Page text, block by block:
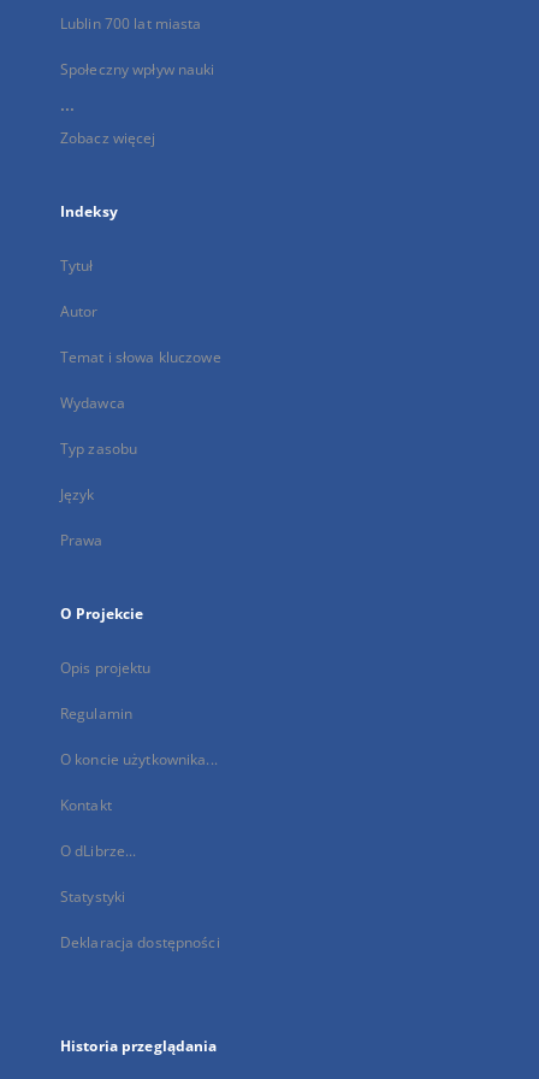
Lublin 700 lat miasta
Społeczny wpływ nauki
...
Zobacz więcej
Indeksy
Tytuł
Autor
Temat i słowa kluczowe
Wydawca
Typ zasobu
Język
Prawa
O Projekcie
Opis projektu
Regulamin
O koncie użytkownika...
Kontakt
O dLibrze...
Statystyki
Deklaracja dostępności
Historia przeglądania